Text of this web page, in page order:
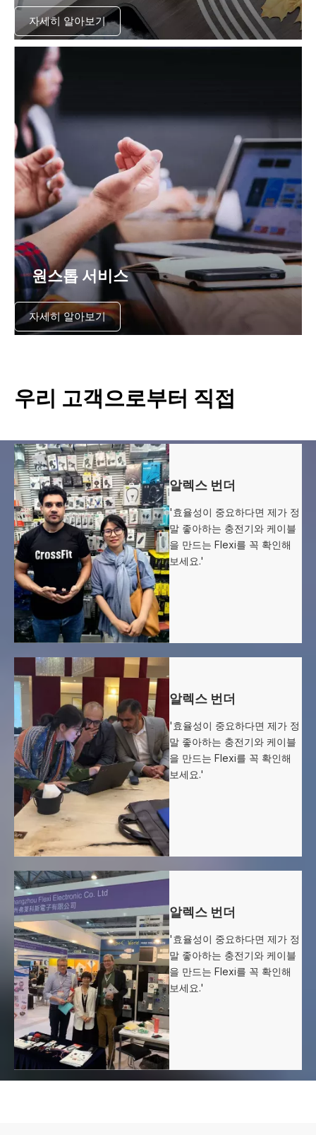
자세히 알아보기
원스톱 서비스
자세히 알아보기
우리 고객으로부터 직접
알렉스 번더
'효율성이 중요하다면 제가 정
말 좋아하는 충전기와 케이블
을 만드는 Flexi를 꼭 확인해
보세요.'
알렉스 번더
'효율성이 중요하다면 제가 정
말 좋아하는 충전기와 케이블
을 만드는 Flexi를 꼭 확인해
보세요.'
알렉스 번더
'효율성이 중요하다면 제가 정
말 좋아하는 충전기와 케이블
을 만드는 Flexi를 꼭 확인해
보세요.'